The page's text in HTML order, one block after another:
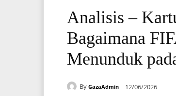
Analisis –
Bagaimana
Menunduk
By GazaAdmin 12/06/2026